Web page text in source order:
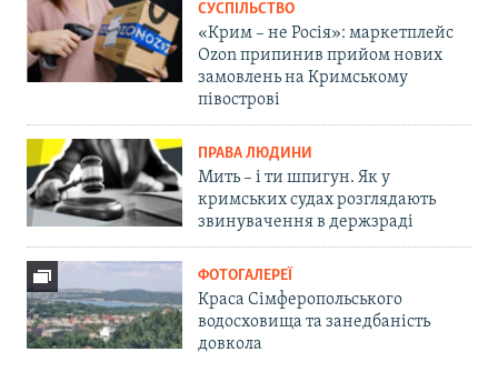
СУСПІЛЬСТВО
«Крим – не Росія»: маркетплейс
Ozon припинив прийом нових
замовлень на Кримському
півострові
ПРАВА ЛЮДИНИ
Мить – і ти шпигун. Як у
кримських судах розглядають
звинувачення в держзраді
ФОТОГАЛЕРЕЇ
Краса Сімферопольського
водосховища та занедбаність
довкола